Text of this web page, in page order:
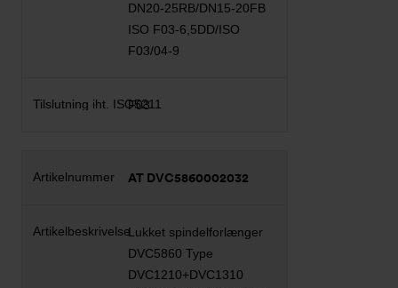
DN20-25RB/DN15-20FB
ISO F03-6,5DD/ISO
F03/04-9
F03
AT DVC5860002032
Lukket spindelforlænger
DVC5860 Type
DVC1210+DVC1310